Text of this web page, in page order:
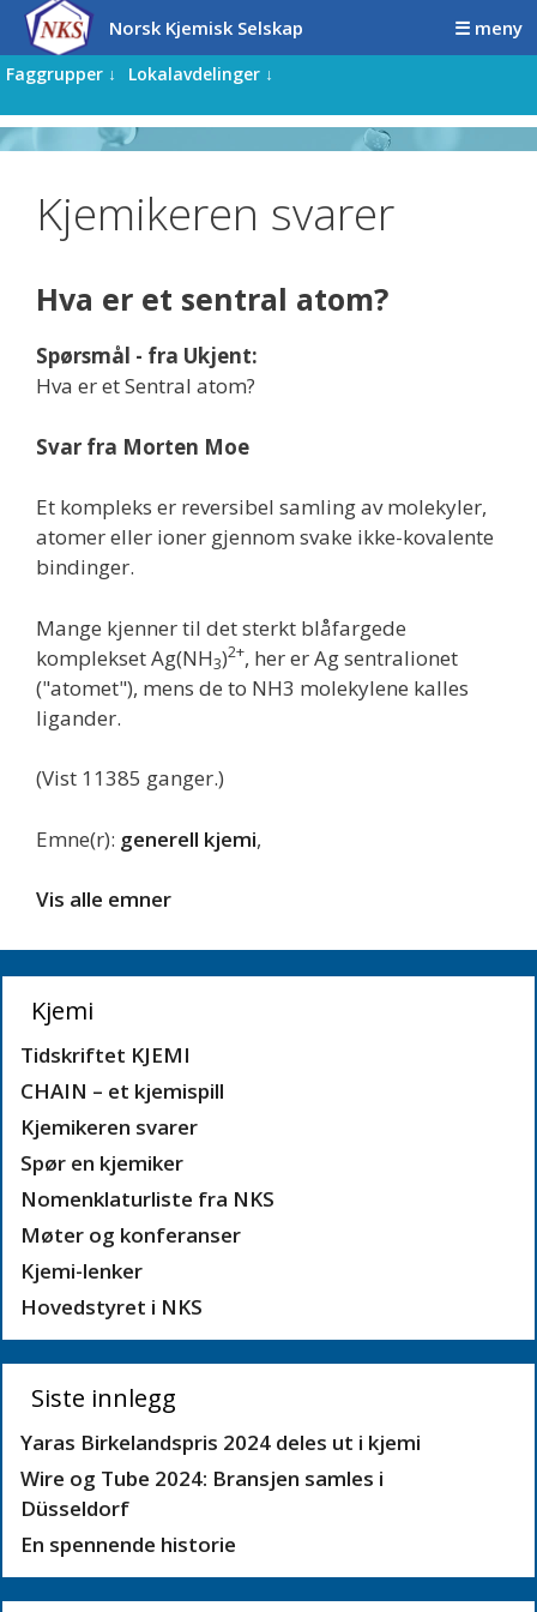
Hopp
innhold
Hopp
innhold
Norsk Kjemisk Selskap ☰ meny
Faggrupper ↓ Lokalavdelinger ↓
Kjemikeren svarer
Hva er et sentral atom?
Spørsmål - fra Ukjent:
Hva er et Sentral atom?
Svar fra Morten Moe
Et kompleks er reversibel samling av molekyler,
atomer eller ioner gjennom svake ikke-kovalente
bindinger.
Mange kjenner til det sterkt blåfargede
komplekset Ag(NH3)2+, her er Ag sentralionet
("atomet"), mens de to NH3 molekylene kalles
ligander.
(Vist 11385 ganger.)
Emne(r): generell kjemi,
Vis alle emner
Kjemi
Tidskriftet KJEMI
CHAIN – et kjemispill
Kjemikeren svarer
Spør en kjemiker
Nomenklaturliste fra NKS
Møter og konferanser
Kjemi-lenker
Hovedstyret i NKS
Siste innlegg
Yaras Birkelandspris 2024 deles ut i kjemi
Wire og Tube 2024: Bransjen samles i
Düsseldorf
En spennende historie